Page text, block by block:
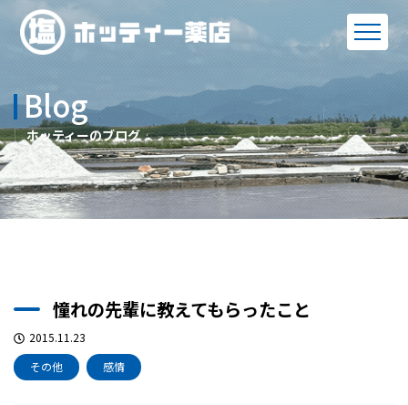
Blog
ホッティーのブログ
憧れの先輩に教えてもらったこと
2015.11.23
その他
感情